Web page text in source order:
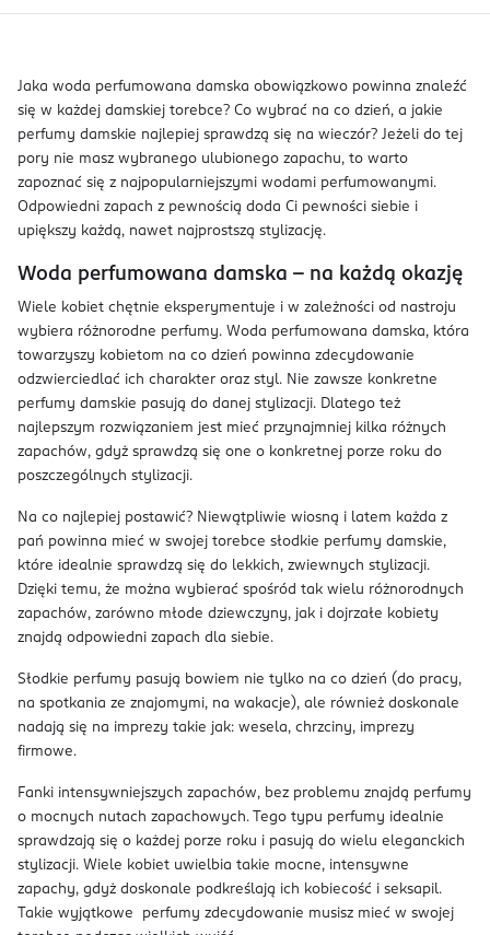
Jaka woda perfumowana damska obowiązkowo powinna znaleźć
się w każdej damskiej torebce? Co wybrać na co dzień, a jakie
perfumy damskie najlepiej sprawdzą się na wieczór? Jeżeli do tej
pory nie masz wybranego ulubionego zapachu, to warto
zapoznać się z najpopularniejszymi wodami perfumowanymi.
Odpowiedni zapach z pewnością doda Ci pewności siebie i
upiększy każdą, nawet najprostszą stylizację.
Woda perfumowana damska – na każdą okazję
Wiele kobiet chętnie eksperymentuje i w zależności od nastroju
wybiera różnorodne perfumy. Woda perfumowana damska, która
towarzyszy kobietom na co dzień powinna zdecydowanie
odzwierciedlać ich charakter oraz styl. Nie zawsze konkretne
perfumy damskie pasują do danej stylizacji. Dlatego też
najlepszym rozwiązaniem jest mieć przynajmniej kilka różnych
zapachów, gdyż sprawdzą się one o konkretnej porze roku do
poszczególnych stylizacji.
Na co najlepiej postawić? Niewątpliwie wiosną i latem każda z
pań powinna mieć w swojej torebce słodkie perfumy damskie,
które idealnie sprawdzą się do lekkich, zwiewnych stylizacji.
Dzięki temu, że można wybierać spośród tak wielu różnorodnych
zapachów, zarówno młode dziewczyny, jak i dojrzałe kobiety
znajdą odpowiedni zapach dla siebie.
Słodkie perfumy pasują bowiem nie tylko na co dzień (do pracy,
na spotkania ze znajomymi, na wakacje), ale również doskonale
nadają się na imprezy takie jak: wesela, chrzciny, imprezy
firmowe.
Fanki intensywniejszych zapachów, bez problemu znajdą perfumy
o mocnych nutach zapachowych. Tego typu perfumy idealnie
sprawdzają się o każdej porze roku i pasują do wielu eleganckich
stylizacji. Wiele kobiet uwielbia takie mocne, intensywne
zapachy, gdyż doskonale podkreślają ich kobiecość i seksapil.
Takie wyjątkowe perfumy zdecydowanie musisz mieć w swojej